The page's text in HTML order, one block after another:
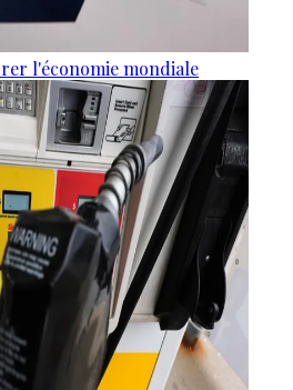
l'économie mondiale